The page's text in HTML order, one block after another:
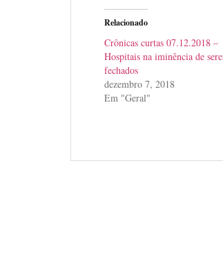
Relacionado
Crônicas curtas 07.12.2018 –
Hospitais na iminência de
fechados
dezembro 7, 2018
Em "Geral"